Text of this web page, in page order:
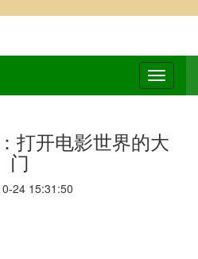
打开电影世界的大
门
24 15:31:50